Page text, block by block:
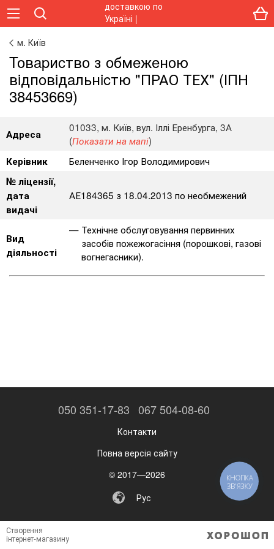
м. Київ
Toвapиcтвo з oбмeжeнoю
вiдпoвiдaльнicтю "ПРАО ТЕХ" (ІПН
38453669)
Адреса
01033, м. Київ, вул. Іллі Еренбурга, 3А
(Показати на мапі)
Керівник
Беленченко Ігор Володимирович
№ ліцензії,
дата
видачі
АЕ184365 з 18.04.2013 по необмежений
Вид
діяльності
Технічне обслуговування первинних
засобів пожежогасіння (порошкові, газові
вогнегасники).
050 351-17-83 067 504-08-60
Контакти
Повна версія сайту
© 2017—2026
Рус
Створення
інтернет-магазину
КНОПКА
ЗВ'ЯЗКУ